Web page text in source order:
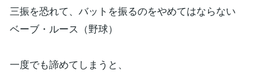
三振を恐れて、バットを振るのをやめてはならない
ベーブ・ルース（野球）
一度でも諦めてしまうと、